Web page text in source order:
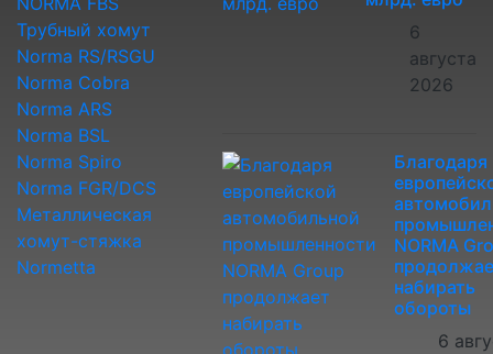
Трубный хомут
Norma RS/RSGU
Norma Cobra
Norma ARS
Norma BSL
Norma Spiro
Norma FGR/DCS
Металлическая
хомут-стяжка
Normetta
6
августа
2026
Благодаря
NORMA
набирать
обороты
6